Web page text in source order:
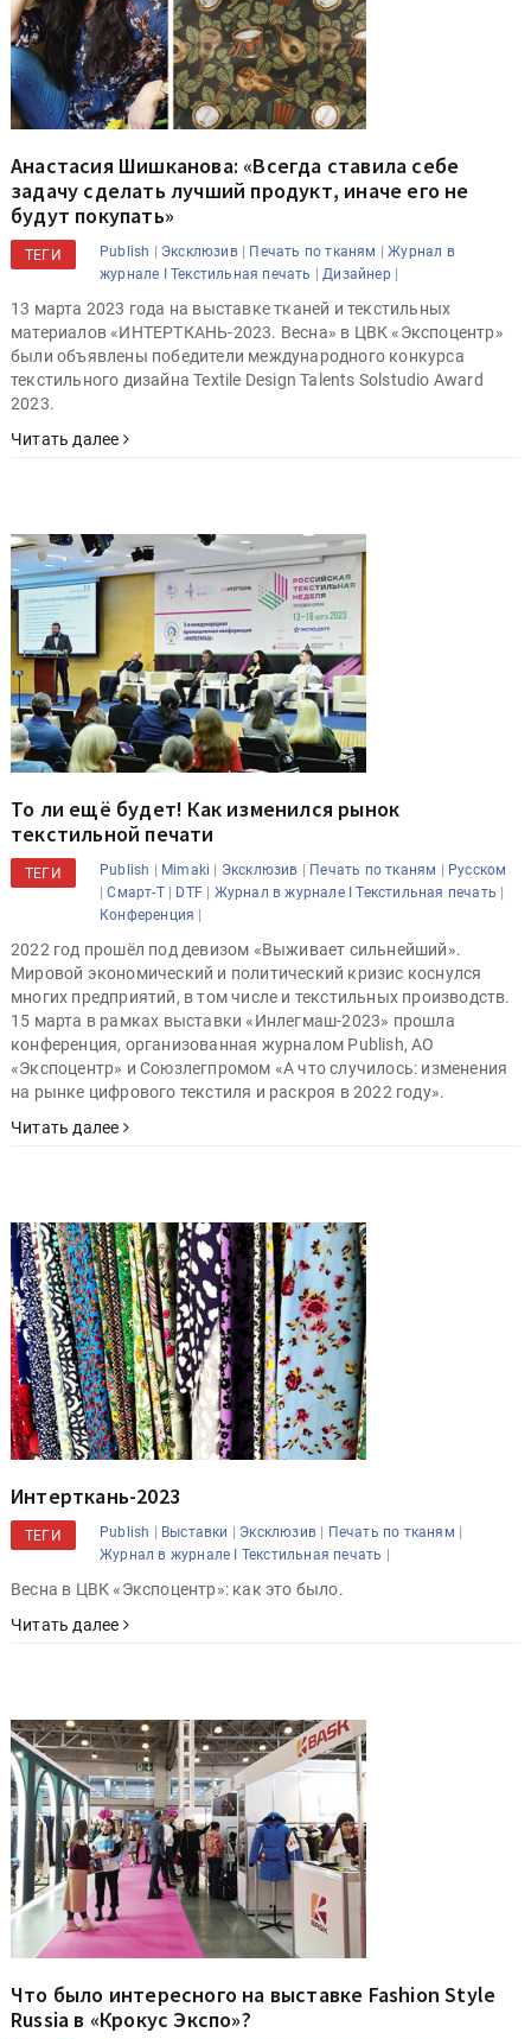
Анастасия Шишканова: «Всегда ставила себе
задачу сделать лучший продукт, иначе его не
будут покупать»
ТЕГИ Publish | Эксклюзив| Печать по тканям |Журнал в
журнале I Текстильная печать |Дизайнер|
13 марта 2023 года на выставке тканей и текстильных
материалов «ИНТЕРТКАНЬ-2023. Весна» в ЦВК «Экспоцентр»
были объявлены победители международного конкурса
текстильного дизайна Textile Design Talents Solstudio Award
2023.
Читать далее
То ли ещё будет! Как изменился рынок
текстильной печати
ТЕГИ Publish | Mimaki | Эксклюзив | Печать по тканям | Русском
|Смарт-Т| DTF | Журнал в журнале I Текстильная печать |
Конференция |
2022 год прошёл под девизом «Выживает сильнейший».
Мировой экономический и политический кризис коснулся
многих предприятий, в том числе и текстильных производств.
15 марта в рамках выставки «Инлегмаш-2023» прошла
конференция, организованная журналом Publish, АО
«Экспоцентр» и Союзлегпромом «А что случилось: изменения
на рынке цифрового текстиля и раскроя в 2022 году».
Читать далее
Интерткань-2023
ТЕГИ Publish | Выставки | Эксклюзив | Печать по тканям |
Журнал в журнале I Текстильная печать |
Весна в ЦВК «Экспоцентр»: как это было.
Читать далее
Что было интересного на выставке Fashion Style
Russia в «Крокус Экспо»?